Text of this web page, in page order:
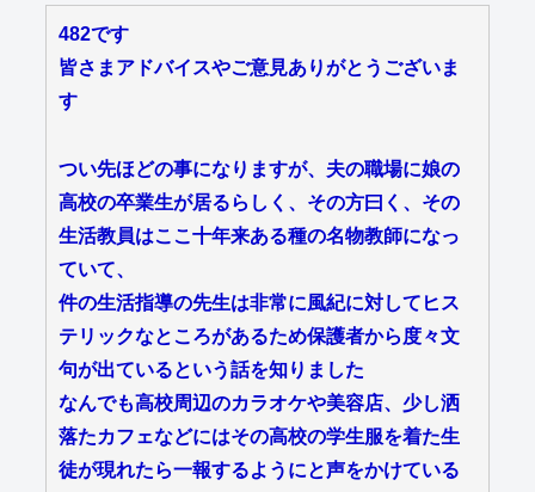
482です
皆さまアドバイスやご意見ありがとうございま
す
つい先ほどの事になりますが、夫の職場に娘の
高校の卒業生が居るらしく、その方曰く、その
生活教員はここ十年来ある種の名物教師になっ
ていて、
件の生活指導の先生は非常に風紀に対してヒス
テリックなところがあるため保護者から度々文
句が出ているという話を知りました
なんでも高校周辺のカラオケや美容店、少し洒
落たカフェなどにはその高校の学生服を着た生
徒が現れたら一報するようにと声をかけている